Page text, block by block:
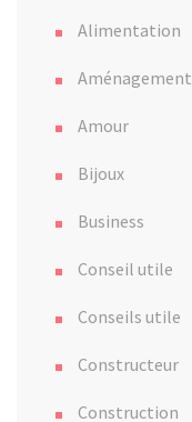
Alimentation
Aménagement
Amour
Bijoux
Business
Conseil utile
Conseils utile
Constructeur
Construction